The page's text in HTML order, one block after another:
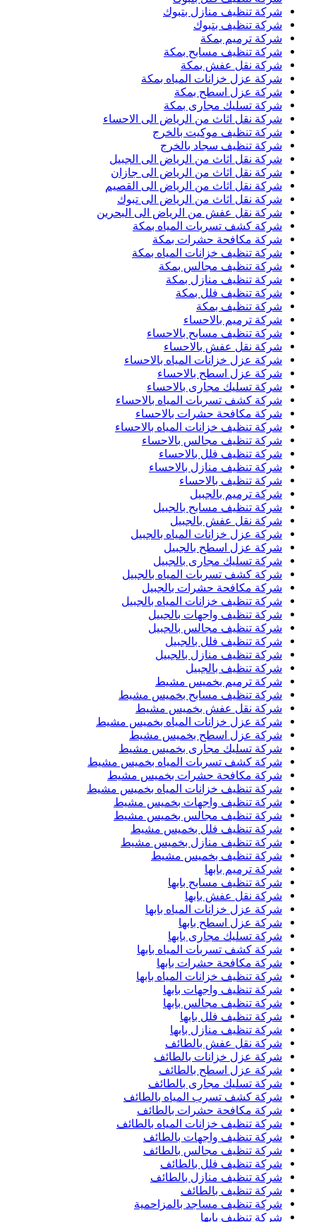
شركة تنظيف منازل بتبوك
شركة تنظيف بتبوك
شركة ترميم بمكة
شركة تنظيف مسابح بمكة
شركة نقل عفش بمكة
شركة عزل خزانات المياه بمكة
شركة عزل اسطح بمكة
شركة تسليك مجارى بمكة
شركة نقل اثاث من الرياض الى الاحساء
شركة تنظيف موكيت بالخرج
شركة تنظيف سجاد بالخرج
شركة نقل اثاث من الرياض الى الجبيل
شركة نقل اثاث من الرياض الى جازان
شركة نقل اثاث من الرياض الى القصيم
شركة نقل اثاث من الرياض الى تبوك
شركة نقل عفش من الرياض الى البحرين
شركة كشف تسربات المياه بمكة
شركة مكافحة حشرات بمكة
شركة تنظيف خزانات المياه بمكة
شركة تنظيف مجالس بمكة
شركة تنظيف منازل بمكة
شركة تنظيف فلل بمكة
شركة تنظيف بمكة
شركة ترميم بالاحساء
شركة تنظيف مسابح بالاحساء
شركة نقل عفش بالاحساء
شركة عزل خزانات المياه بالاحساء
شركة عزل اسطح بالاحساء
شركة تسليك مجارى بالاحساء
شركة كشف تسربات المياه بالاحساء
شركة مكافحة حشرات بالاحساء
شركة تنظيف خزانات المياه بالاحساء
شركة تنظيف مجالس بالاحساء
شركة تنظيف فلل بالاحساء
شركة تنظيف منازل بالاحساء
شركة تنظيف بالاحساء
شركة ترميم بالجبيل
شركة تنظيف مسابح بالجبيل
شركة نقل عفش بالجبيل
شركة عزل خزانات المياه بالجبيل
شركة عزل اسطح بالجبيل
شركة تسليك مجارى بالجبيل
شركة كشف تسربات المياه بالجبيل
شركة مكافحة حشرات بالجبيل
شركة تنظيف خزانات المياه بالجبيل
شركة تنظيف واجهات بالجبيل
شركة تنظيف مجالس بالجبيل
شركة تنظيف فلل بالجبيل
شركة تنظيف منازل بالجبيل
شركة تنظيف بالجبيل
شركة ترميم بخميس مشيط
شركة تنظيف مسابح بخميس مشيط
شركة نقل عفش بخميس مشيط
شركة عزل خزانات المياه بخميس مشيط
شركة عزل اسطح بخميس مشيط
شركة تسليك مجارى بخميس مشيط
شركة كشف تسربات المياه بخميس مشيط
شركة مكافحة حشرات بخميس مشيط
شركة تنظيف خزانات المياه بخميس مشيط
شركة تنظيف واجهات بخميس مشيط
شركة تنظيف مجالس بخميس مشيط
شركة تنظيف فلل بخميس مشيط
شركة تنظيف منازل بخميس مشيط
شركة تنظيف بخميس مشيط
شركة ترميم بابها
شركة تنظيف مسابح بابها
شركة نقل عفش بابها
شركة عزل خزانات المياه بابها
شركة عزل اسطح بابها
شركة تسليك مجارى بابها
شركة كشف تسربات المياه بابها
شركة مكافحة حشرات بابها
شركة تنظيف خزانات المياه بابها
شركة تنظيف واجهات بابها
شركة تنظيف مجالس بابها
شركة تنظيف فلل بابها
شركة تنظيف منازل بابها
شركة نقل عفش بالطائف
شركة عزل خزانات بالطائف
شركة عزل اسطح بالطائف
شركة تسليك مجارى بالطائف
شركة كشف تسرب المياه بالطائف
شركة مكافحة حشرات بالطائف
شركة تنظيف خزانات المياه بالطائف
شركة تنظيف واجهات بالطائف
شركة تنظيف مجالس بالطائف
شركة تنظيف فلل بالطائف
شركة تنظيف منازل بالطائف
شركة تنظيف بالطائف
شركة تنظيف مساجد بالمزاحمية
شركة تنظيف بابها